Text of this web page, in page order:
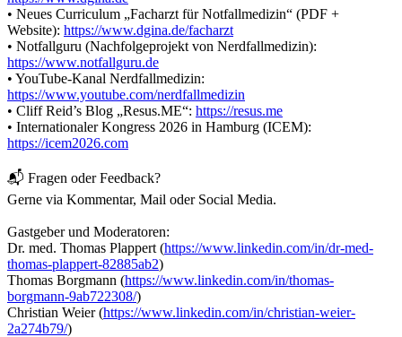
• Neues Curriculum „Facharzt für Notfallmedizin“ (PDF +
Website): https://www.dgina.de/facharzt
• Notfallguru (Nachfolgeprojekt von Nerdfallmedizin):
https://www.notfallguru.de
• YouTube-Kanal Nerdfallmedizin:
https://www.youtube.com/nerdfallmedizin
• Cliff Reid’s Blog „Resus.ME“: https://resus.me
• Internationaler Kongress 2026 in Hamburg (ICEM):
https://icem2026.com
📬 Fragen oder Feedback?
Gerne via Kommentar, Mail oder Social Media.
Gastgeber und Moderatoren:
Dr. med. Thomas Plappert (https://www.linkedin.com/in/dr-med-
thomas-plappert-82885ab2)
Thomas Borgmann (https://www.linkedin.com/in/thomas-
borgmann-9ab722308/)
Christian Weier (https://www.linkedin.com/in/christian-weier-
2a274b79/)